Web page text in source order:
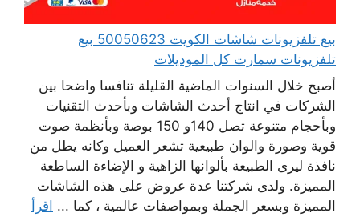
بيع تلفزيونات شاشات الكويت 50050623 بيع
تلفزيونات سمارت كل الموديلات
أصبح خلال السنوات الماضية القليلة تنافسا واضحا بين
الشركات في انتاج أحدث الشاشات وبأحدث التقنيات
وبأحجام متنوعة تصل 140و 150 بوصة وبأنظمة صوت
قوية وصورة والوان طبيعية تشعر العميل وكانه يطل من
نافذة ليرى الطبيعة بألوانها الزاهية و الإضاءة الساطعة
المميزة. ولدى شركتنا عدة عروض على هذه الشاشات
المميزة وبسعر الجملة وبمواصفات عالمية ، كما ... اقرأ